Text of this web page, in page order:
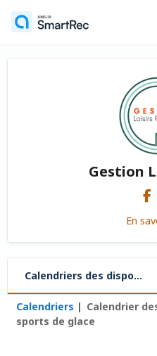
Gestion
En
Calendriers des disponibilités
Calendriers
Calendrier
sports de glace